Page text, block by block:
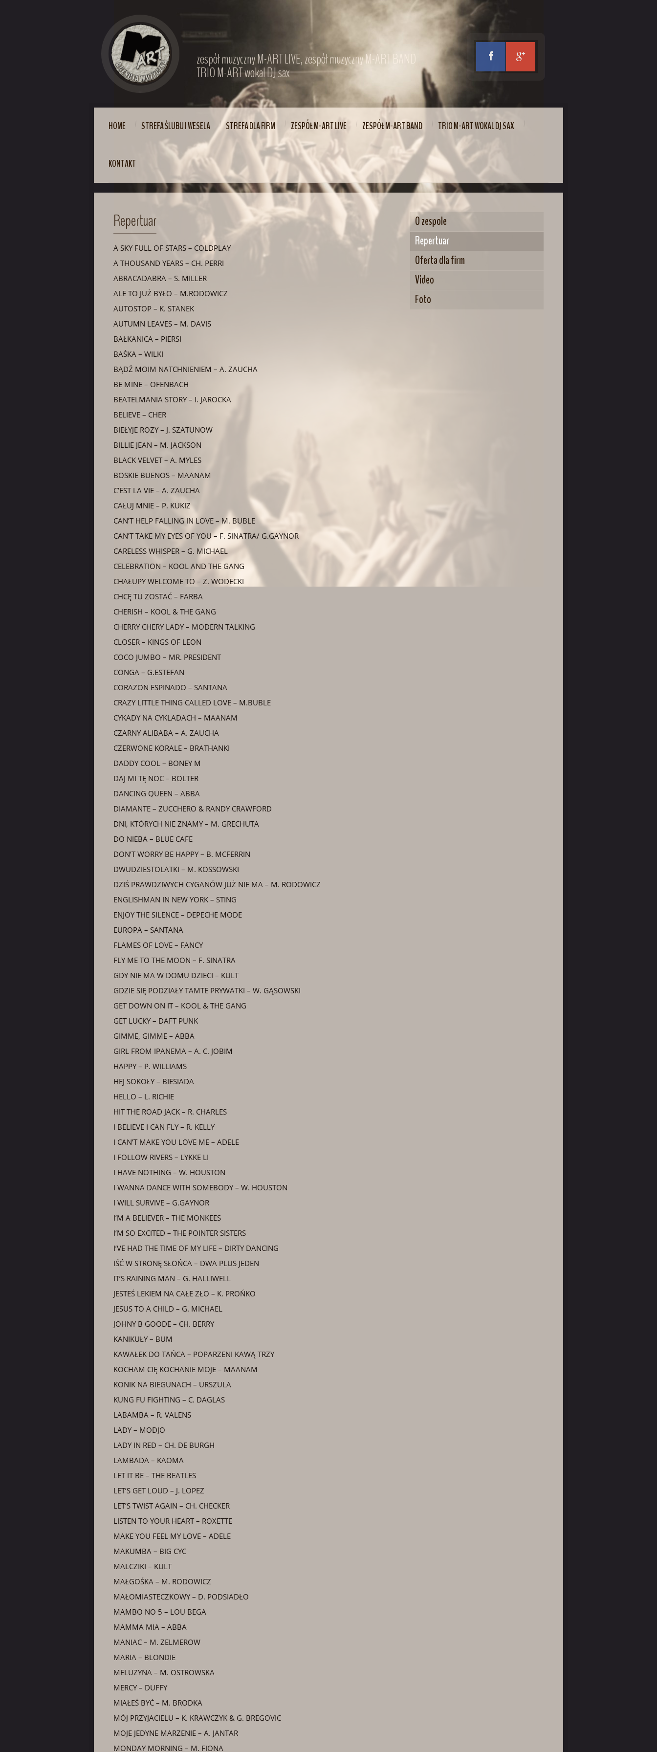
zespół muzyczny M-ART LIVE, zespół muzyczny M-ART BAND
TRIO M-ART wokal DJ sax
HOME STREFA ŚLUBU I WESELA STREFA DLA FIRM ZESPÓŁ M-ART LIVE ZESPÓŁ M-ART BAND TRIO M-ART WOKAL DJ SAX
KONTAKT
Repertuar
A SKY FULL OF STARS – COLDPLAY
A THOUSAND YEARS – CH. PERRI
ABRACADABRA – S. MILLER
ALE TO JUŻ BYŁO – M.RODOWICZ
AUTOSTOP – K. STANEK
AUTUMN LEAVES – M. DAVIS
BAŁKANICA – PIERSI
BAŚKA – WILKI
BĄDŹ MOIM NATCHNIENIEM – A. ZAUCHA
BE MINE – OFENBACH
BEATELMANIA STORY – I. JAROCKA
BELIEVE – CHER
BIEŁYJE ROZY – J. SZATUNOW
BILLIE JEAN – M. JACKSON
BLACK VELVET – A. MYLES
BOSKIE BUENOS – MAANAM
C’EST LA VIE – A. ZAUCHA
CAŁUJ MNIE – P. KUKIZ
CAN’T HELP FALLING IN LOVE – M. BUBLE
CAN’T TAKE MY EYES OF YOU – F. SINATRA/ G.GAYNOR
CARELESS WHISPER – G. MICHAEL
CELEBRATION – KOOL AND THE GANG
CHAŁUPY WELCOME TO – Z. WODECKI
CHCĘ TU ZOSTAĆ – FARBA
CHERISH – KOOL & THE GANG
CHERRY CHERY LADY – MODERN TALKING
CLOSER – KINGS OF LEON
COCO JUMBO – MR. PRESIDENT
CONGA – G.ESTEFAN
CORAZON ESPINADO – SANTANA
CRAZY LITTLE THING CALLED LOVE – M.BUBLE
CYKADY NA CYKLADACH – MAANAM
CZARNY ALIBABA – A. ZAUCHA
CZERWONE KORALE – BRATHANKI
DADDY COOL – BONEY M
DAJ MI TĘ NOC – BOLTER
DANCING QUEEN – ABBA
DIAMANTE – ZUCCHERO & RANDY CRAWFORD
DNI, KTÓRYCH NIE ZNAMY – M. GRECHUTA
DO NIEBA – BLUE CAFE
DON’T WORRY BE HAPPY – B. MCFERRIN
DWUDZIESTOLATKI – M. KOSSOWSKI
DZIŚ PRAWDZIWYCH CYGANÓW JUŻ NIE MA – M. RODOWICZ
ENGLISHMAN IN NEW YORK – STING
ENJOY THE SILENCE – DEPECHE MODE
EUROPA – SANTANA
FLAMES OF LOVE – FANCY
FLY ME TO THE MOON – F. SINATRA
GDY NIE MA W DOMU DZIECI – KULT
GDZIE SIĘ PODZIAŁY TAMTE PRYWATKI – W. GĄSOWSKI
GET DOWN ON IT – KOOL & THE GANG
GET LUCKY – DAFT PUNK
GIMME, GIMME – ABBA
GIRL FROM IPANEMA – A. C. JOBIM
HAPPY – P. WILLIAMS
HEJ SOKOŁY – BIESIADA
HELLO – L. RICHIE
HIT THE ROAD JACK – R. CHARLES
I BELIEVE I CAN FLY – R. KELLY
I CAN’T MAKE YOU LOVE ME – ADELE
I FOLLOW RIVERS – LYKKE LI
I HAVE NOTHING – W. HOUSTON
I WANNA DANCE WITH SOMEBODY – W. HOUSTON
I WILL SURVIVE – G.GAYNOR
I’M A BELIEVER – THE MONKEES
I’M SO EXCITED – THE POINTER SISTERS
I’VE HAD THE TIME OF MY LIFE – DIRTY DANCING
IŚĆ W STRONĘ SŁOŃCA – DWA PLUS JEDEN
IT’S RAINING MAN – G. HALLIWELL
JESTEŚ LEKIEM NA CAŁE ZŁO – K. PROŃKO
JESUS TO A CHILD – G. MICHAEL
JOHNY B GOODE – CH. BERRY
KANIKUŁY – BUM
KAWAŁEK DO TAŃCA – POPARZENI KAWĄ TRZY
KOCHAM CIĘ KOCHANIE MOJE – MAANAM
KONIK NA BIEGUNACH – URSZULA
KUNG FU FIGHTING – C. DAGLAS
LABAMBA – R. VALENS
LADY – MODJO
LADY IN RED – CH. DE BURGH
LAMBADA – KAOMA
LET IT BE – THE BEATLES
LET’S GET LOUD – J. LOPEZ
LET’S TWIST AGAIN – CH. CHECKER
LISTEN TO YOUR HEART – ROXETTE
MAKE YOU FEEL MY LOVE – ADELE
MAKUMBA – BIG CYC
MALCZIKI – KULT
MAŁGOŚKA – M. RODOWICZ
MAŁOMIASTECZKOWY – D. PODSIADŁO
MAMBO NO 5 – LOU BEGA
MAMMA MIA – ABBA
MANIAC – M. ZELMEROW
MARIA – BLONDIE
MELUZYNA – M. OSTROWSKA
MERCY – DUFFY
MIAŁEŚ BYĆ – M. BRODKA
MÓJ PRZYJACIELU – K. KRAWCZYK & G. BREGOVIC
MOJE JEDYNE MARZENIE – A. JANTAR
MONDAY MORNING – M. FIONA
O zespole
Repertuar
Oferta dla firm
Video
Foto